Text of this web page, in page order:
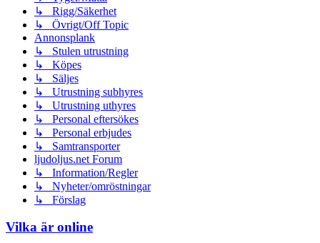
↳ Rigg/Säkerhet
↳ Övrigt/Off Topic
Annonsplank
↳ Stulen utrustning
↳ Köpes
↳ Säljes
↳ Utrustning subhyres
↳ Utrustning uthyres
↳ Personal eftersökes
↳ Personal erbjudes
↳ Samtransporter
ljudoljus.net Forum
↳ Information/Regler
↳ Nyheter/omröstningar
↳ Förslag
Vilka är online